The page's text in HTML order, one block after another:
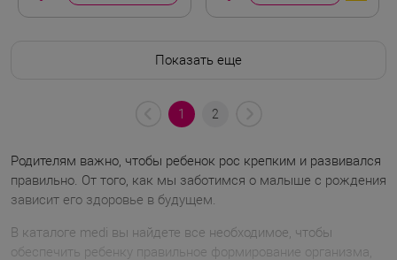
Показать еще
1 2
Родителям важно, чтобы ребенок рос крепким и развивался
правильно. От того, как мы заботимся о малыше с рождения
зависит его здоровье в будущем.
В каталоге medi вы найдете все необходимое, чтобы
обеспечить ребенку правильное формирование организма,